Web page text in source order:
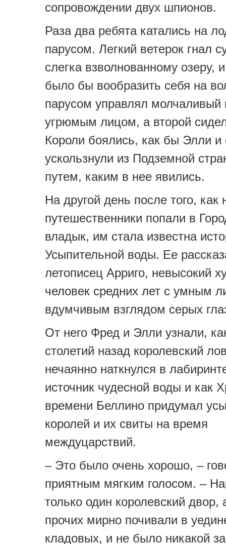
сопровождении двух шпионов.
Раза два ребята катались на
парусом. Легкий ветерок гнал
слегка взволнованному озеру,
было бы вообразить себя на
парусом управлял молчаливый
угрюмым лицом, а второй
Короли боялись, как бы Элли и
ускользнули из Подземной
путем, каким в нее явились.
На другой день после того, как
путешественники попали в
владык, им стала известна
Усыпительной воды. Ее
летописец Арриго, невысокий
человек средних лет с умным
вдумчивым взглядом серых
От него Фред и Элли узнали,
столетий назад королевский
нечаянно наткнулся в
источник чудесной воды и как
времени Беллино придумал
королей и их свиты на время
междуцарствий.
– Это было очень хорошо, –
приятным мягким голосом. –
только один королевский двор,
прочих мирно почивали в
кладовых, и не было никакой